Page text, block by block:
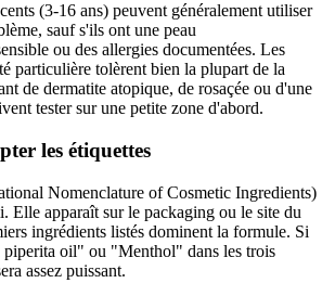
(3-16 ans) peuvent généralement utiliser
sauf s'ils ont une peau
ou des allergies documentées. Les
particulière tolèrent bien la plupart de la
de dermatite atopique, de rosaçée ou d'une
tester sur une petite zone d'abord.
les étiquettes
Nomenclature of Cosmetic Ingredients)
Elle apparaît sur le packaging ou le site du
ingrédients listés dominent la formule. Si
oil" ou "Menthol" dans les trois
assez puissant.